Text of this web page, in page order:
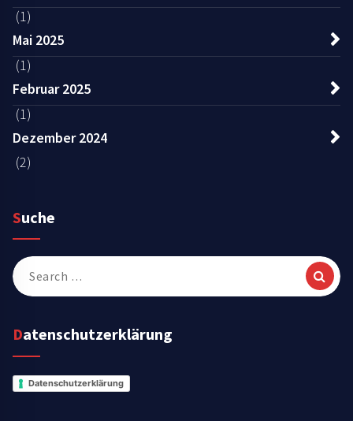
(1)
Mai 2025
(1)
Februar 2025
(1)
Dezember 2024
(2)
Suche
Search
for:
Datenschutzerklärung
Datenschutzerklärung